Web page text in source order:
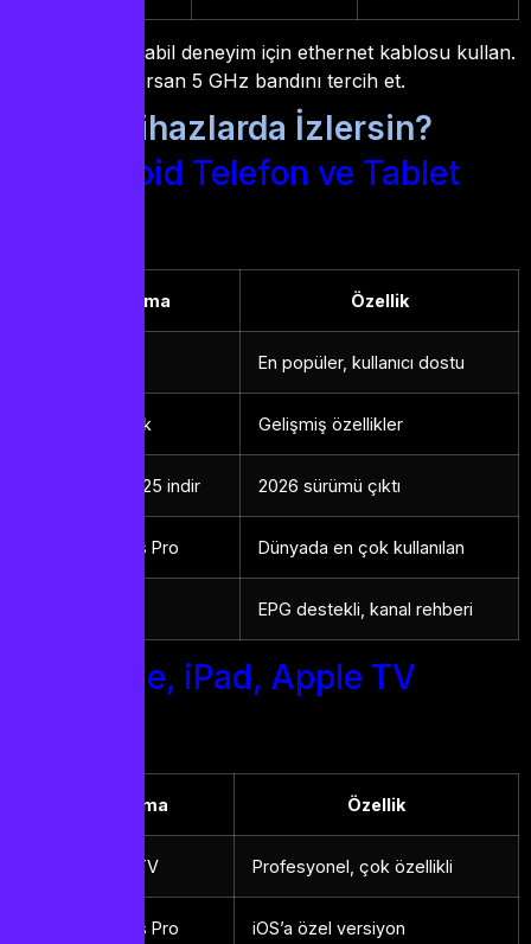
En stabil deneyim için ethernet kablosu kullan.
Wi-Fi kullanıyorsan 5 GHz bandını tercih et.
Hangi Cihazlarda İzlersin?
Android Telefon ve Tablet
Uygulama Özellik
En popüler, kullanıcı dostu
By iptv pro apk Gelişmiş özellikler
By iptv pro 2025 indir 2026 sürümü çıktı
IPTV Smarters Pro Dünyada en çok kullanılan
EPG destekli, kanal rehberi
iPhone, iPad, Apple TV
Uygulama Özellik
GSE Smart IPTV Profesyonel, çok özellikli
IPTV Smarters Pro iOS’a özel versiyon